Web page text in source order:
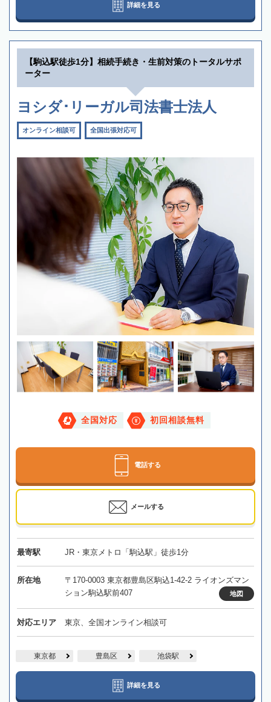
詳細を見る
【駒込駅徒歩1分】相続手続き・生前対策のトータルサポ
ーター
ヨシダ･リーガル司法書士法人
オンライン相談可 全国出張対応可
全国対応 初回相談無料
電話する
メールする
最寄駅 JR・東京メトロ「駒込駅」徒歩1分
所在地
〒170-0003 東京都豊島区駒込1-42-2 ライオンズマン
ション駒込駅前407
地図
対応エリア 東京、全国オンライン相談可
東京都 豊島区 池袋駅
詳細を見る